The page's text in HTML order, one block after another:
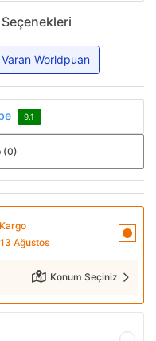
Worldpuan
9.1
(0)
13 Ağustos
Konum Seçiniz